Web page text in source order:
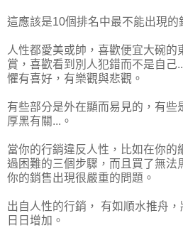
這應該是10個排名中最不能出現的
人性都愛美或帥，喜歡便宜大碗的
賞，喜歡看到別人犯錯而不是自己
懼有喜好，有樂觀與悲觀。
有些部分是外在顯而易見的，有些
厚黑有關...。
當你的行銷違反人性，比如在你的
過困難的三個步驟，而且買了無法
你的銷售出現很嚴重的問題。
出自人性的行銷， 有如順水推舟
日日增加。